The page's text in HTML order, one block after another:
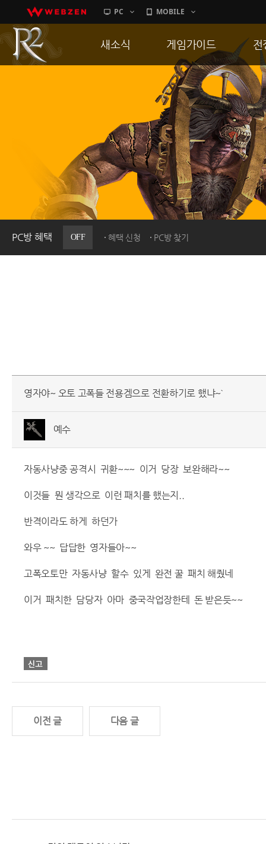
PC MOBILE
PC방 혜택 OFF 혜택 신청 PC방 찾기
새소식
이벤트
히스토리
PC방으로간다
게임가이드
게임 특징
서버가이드
신병훈련소
세부가이드
통합보급센터
전
통
공
영자야~ 오토 고폭들 전용겜으로 전환하기로 했냐~`
예수
자동사냥중 공격시 귀환~~~ 이거 당장 보완해라~~
이것들 뭔 생각으로 이런 패치를 했는지..
반격이라도 하게 하던가
와우 ~~ 답답한 영자들아~~
고폭오토만 자동사냥 할수 있게 완전 꿀 패치 해줬네
이거 패치한 담당자 아마 중국작업장한테 돈 받은듯~~
이전 글 다음 글